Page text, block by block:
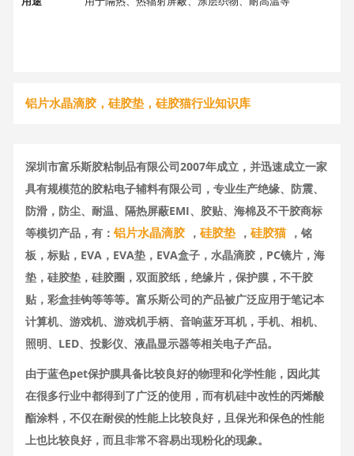
铝片水晶滴胶，硅胶垫，硅胶猫行业知识库
深圳市富乐斯胶粘制品有限公司2007年成立，并迅速成立一家
具有规模范的胶粘电子辅料有限公司，专业生产绝缘、防震、
防滑，防尘、耐温、隔热屏蔽EMI、胶贴、海棉及不干胶商标
等模切产品，有：铝片水晶滴胶 ，硅胶垫 ，硅胶猫 ，铭
板，标贴，EVA，EVA垫，EVA盒子，水晶滴胶，PC镜片，海
垫，硅胶垫，硅胶圈，双面胶纸，绝缘片，保护膜，不干胶
贴，彩盒挂钩等等等。富乐斯公司的产品被广泛应用于笔记本
计算机、游戏机、游戏机手柄、音响蓝牙耳机，手机、相机、
照明、LED、投影仪、液晶显示器等相关电子产品。
由于蓝色pet保护膜具备比较良好的物理和化学性能，因此其
在很多行业中都得到了广泛的使用，而有机硅中改性的丙烯酸
酯涂料，不仅在耐侯的性能上比较良好，且保光和保色的性能
上也比较良好，而且非常不容易出现粉化的现象。